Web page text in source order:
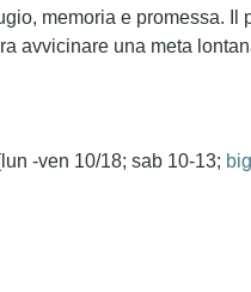
memoria e promessa. Il
avvicinare una meta
-ven 10/18; sab 10-13;